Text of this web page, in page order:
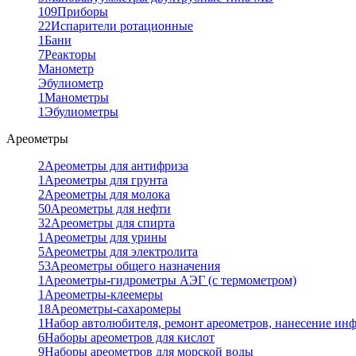
109Приборы
22Испарители ротационные
1Бани
7Реакторы
Манометр
Эбулиометр
1Манометры
1Эбулиометры
Ареометры
2Ареометры для антифриза
1 Ареометры для грунта
2Ареометры для молока
50Ареометры для нефти
32Ареометры для спирта
1 Ареометры для урины
5Ареометры для электролита
53Ареометры общего назначения
1 Ареометры-гидрометры АЭГ (с термометром)
1 Ареометры-клеемеры
18Ареометры-сахаромеры
1Набор автолюбителя, ремонт ареометров, нанесение
6Наборы ареометров для кислот
9Наборы ареометров для морской воды